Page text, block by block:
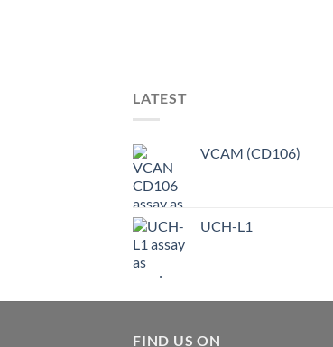
LATEST
VCAM (CD106)
UCH-L1
FIND US ON